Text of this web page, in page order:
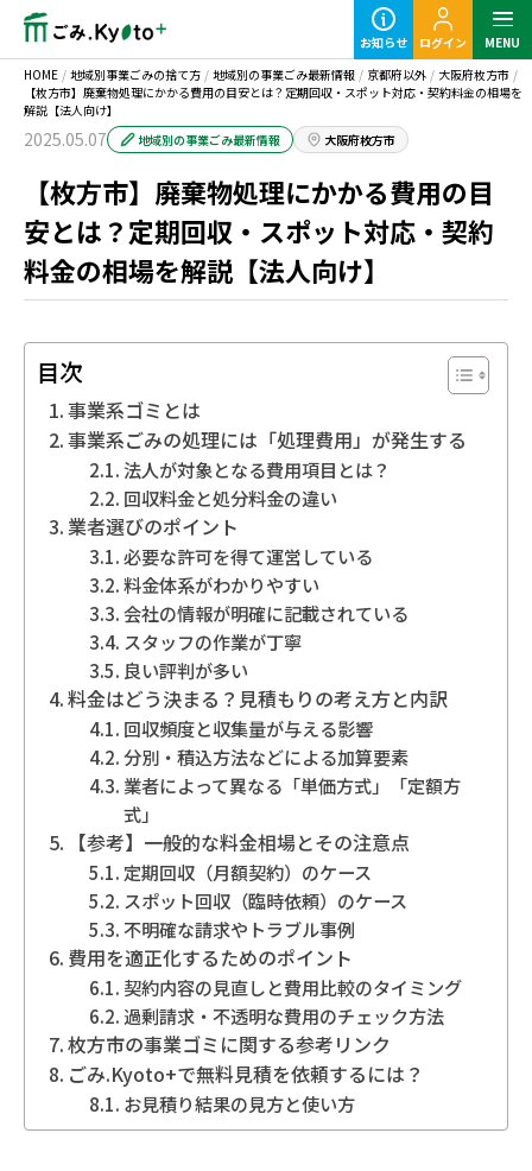
定期ごみのご利用の流れ
粗大ごみ回収のご利用の流れ
事業ごみの基本知識
業種別事業ごみの捨て方
地域別事業ごみの捨て方
お知らせ ログイン
MENU
HOME / 地域別事業ごみの捨て方 / 地域別の事業ごみ最新情報 / 京都府以外 / 大阪府枚方市 /
【枚方市】廃棄物処理にかかる費用の目安とは？定期回収・スポット対応・契約料金の相場を
解説【法人向け】
2025.05.07 地域別の事業ごみ最新情報 大阪府枚方市
【枚方市】廃棄物処理にかかる費用の目
安とは？定期回収・スポット対応・契約
料金の相場を解説【法人向け】
目次
事業系ゴミとは
事業系ごみの処理には「処理費用」が発生する
法人が対象となる費用項目とは？
回収料金と処分料金の違い
業者選びのポイント
必要な許可を得て運営している
料金体系がわかりやすい
会社の情報が明確に記載されている
スタッフの作業が丁寧
良い評判が多い
料金はどう決まる？見積もりの考え方と内訳
回収頻度と収集量が与える影響
分別・積込方法などによる加算要素
業者によって異なる「単価方式」「定額方
式」
【参考】一般的な料金相場とその注意点
定期回収（月額契約）のケース
スポット回収（臨時依頼）のケース
不明確な請求やトラブル事例
費用を適正化するためのポイント
契約内容の見直しと費用比較のタイミング
過剰請求・不透明な費用のチェック方法
枚方市の事業ゴミに関する参考リンク
ごみ.Kyoto+で無料見積を依頼するには？
お見積り結果の見方と使い方